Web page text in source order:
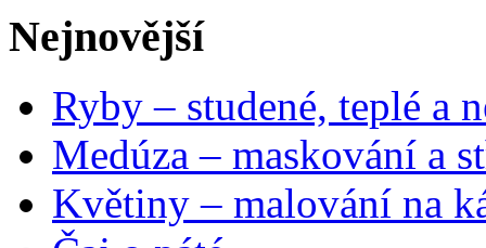
Nejnovější
Ryby – studené, teplé a
Medúza – maskování a
Květiny – malování na